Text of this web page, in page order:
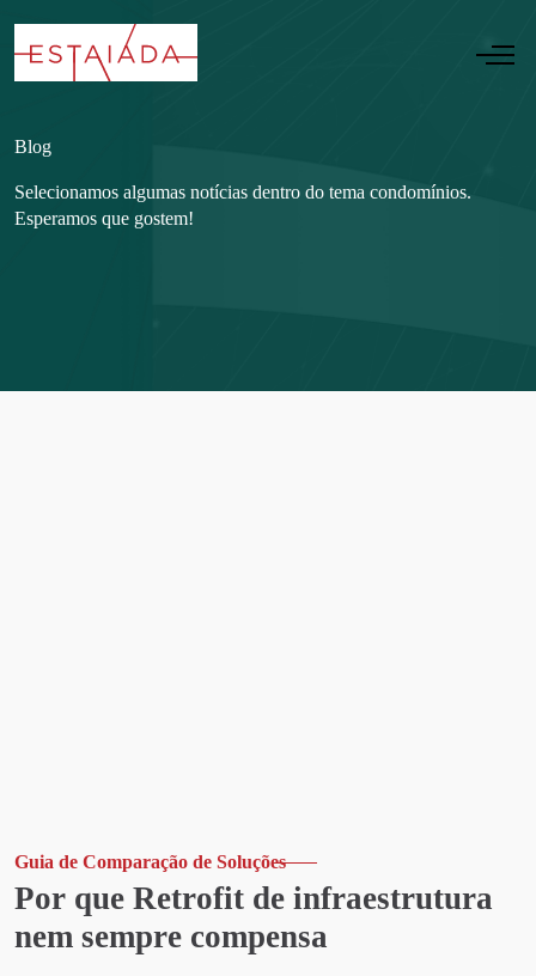
Blog
Selecionamos algumas notícias dentro do tema condomínios.
Esperamos que gostem!
Guia de Comparação de Soluções
Por que Retrofit de infraestrutura
nem sempre compensa